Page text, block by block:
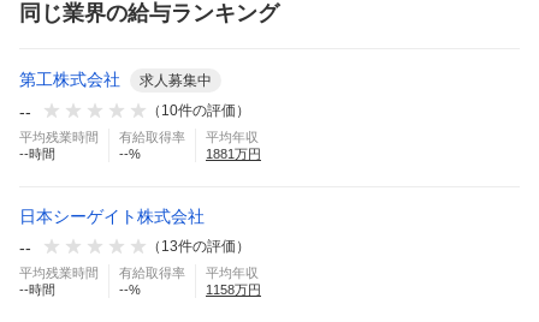
同じ業界の給与ランキング
第工株式会社 求人募集中
-- （ 10件の評価）
平均残業時間
--時間
有給取得率
--%
平均年収
1881 万円
日本シーゲイト株式会社
--
（ 13件の評価）
平均残業時間
--時間
有給取得率
--%
平均年収
1158万円